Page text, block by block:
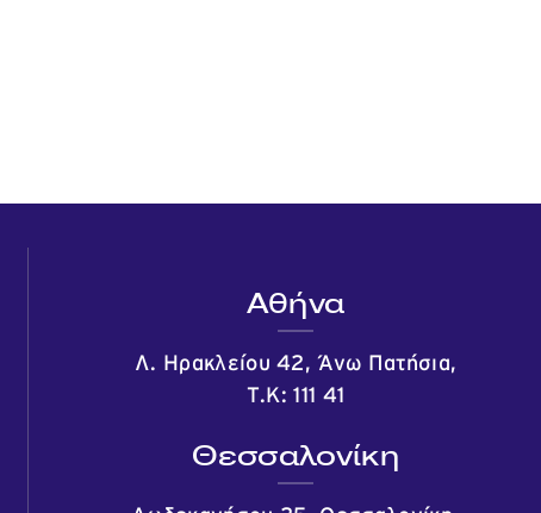
Αθήνα
Λ. Ηρακλείου 42, Άνω Πατήσια,
Τ.Κ: 111 41
Θεσσαλονίκη